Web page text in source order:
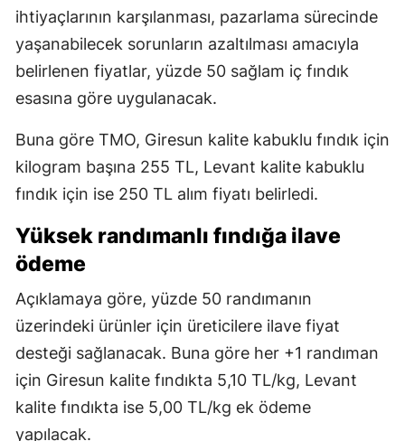
ihtiyaçlarının karşılanması, pazarlama sürecinde
yaşanabilecek sorunların azaltılması amacıyla
belirlenen fiyatlar, yüzde 50 sağlam iç fındık
esasına göre uygulanacak.
Buna göre TMO, Giresun kalite kabuklu fındık için
kilogram başına 255 TL, Levant kalite kabuklu
fındık için ise 250 TL alım fiyatı belirledi.
Yüksek randımanlı fındığa ilave
ödeme
Açıklamaya göre, yüzde 50 randımanın
üzerindeki ürünler için üreticilere ilave fiyat
desteği sağlanacak. Buna göre her +1 randıman
için Giresun kalite fındıkta 5,10 TL/kg, Levant
kalite fındıkta ise 5,00 TL/kg ek ödeme
yapılacak.